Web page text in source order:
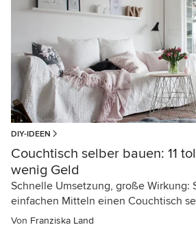
DIY-IDEEN
Couchtisch selber bauen: 11
wenig Geld
Schnelle Umsetzung, große Wirkung:
einfachen Mitteln einen Couchtisch
Von Franziska Land